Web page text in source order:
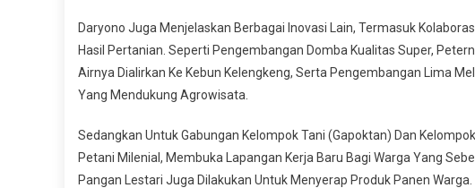
Daryono Juga Menjelaskan Berbagai Inovasi Lain, Termasuk
Hasil Pertanian. Seperti Pengembangan Domba Kualitas Super,
Airnya Dialirkan Ke Kebun Kelengkeng, Serta Pengembangan Lima
Yang Mendukung Agrowisata.
Sedangkan Untuk Gabungan Kelompok Tani (Gapoktan) Dan
Petani Milenial, Membuka Lapangan Kerja Baru Bagi Warga Yang
Pangan Lestari Juga Dilakukan Untuk Menyerap Produk Panen Warga.